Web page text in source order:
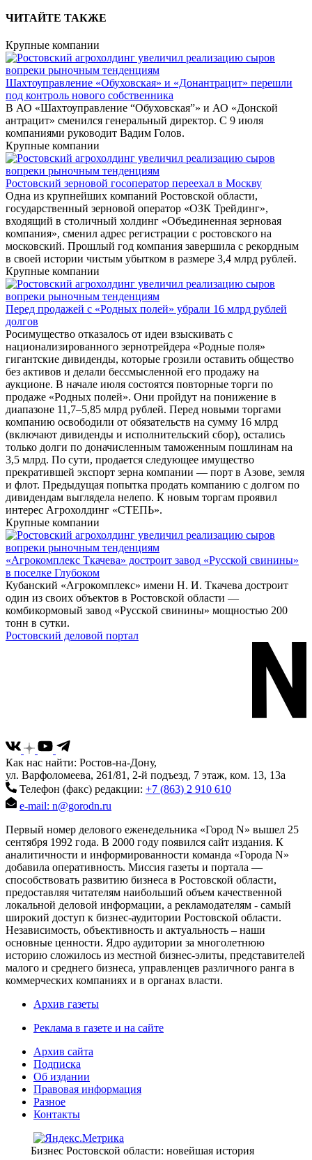
ЧИТАЙТЕ ТАКЖЕ
Крупные компании
Шахтоуправление «Обуховская» и «Донантрацит» перешли
под контроль нового собственника
В АО «Шахтоуправление “Обуховская”» и АО «Донской
антрацит» сменился генеральный директор. С 9 июля
компаниями руководит Вадим Голов.
Крупные компании
Ростовский зерновой госоператор переехал в Москву
Одна из крупнейших компаний Ростовской области,
государственный зерновой оператор «ОЗК Трейдинг»,
входящий в столичный холдинг «Объединенная зерновая
компания», сменил адрес регистрации с ростовского на
московский. Прошлый год компания завершила с рекордным
в своей истории чистым убытком в размере 3,4 млрд рублей.
Крупные компании
Перед продажей с «Родных полей» убрали 16 млрд рублей
долгов
Росимущество отказалось от идеи взыскивать с
национализированного зернотрейдера «Родные поля»
гигантские дивиденды, которые грозили оставить общество
без активов и делали бессмысленной его продажу на
аукционе. В начале июля состоятся повторные торги по
продаже «Родных полей». Они пройдут на понижение в
диапазоне 11,7–5,85 млрд рублей. Перед новыми торгами
компанию освободили от обязательств на сумму 16 млрд
(включают дивиденды и исполнительский сбор), остались
только долги по доначисленным таможенным пошлинам на
3,5 млрд. По сути, продается следующее имущество
прекратившей экспорт зерна компании — порт в Азове, земля
и флот. Предыдущая попытка продать компанию с долгом по
дивидендам выглядела нелепо. К новым торгам проявил
интерес Агрохолдинг «СТЕПЬ».
Крупные компании
«Агрокомплекс Ткачева» достроит завод «Русской свинины»
в поселке Глубоком
Кубанский «Агрокомплекс» имени Н. И. Ткачева достроит
один из своих объектов в Ростовской области —
комбикормовый завод «Русской свинины» мощностью 200
тонн в сутки.
Ростовский деловой портал
Как нас найти: Ростов-на-Дону,
ул. Варфоломеева, 261/81, 2-й подъезд, 7 этаж, ком. 13, 13а
Телефон (факс) редакции: +7 (863) 2 910 610
e-mail: n@gorodn.ru
Первый номер делового еженедельника «Город N» вышел 25
сентября 1992 года. В 2000 году появился сайт издания. К
аналитичности и информированности команда «Города N»
добавила оперативность. Миссия газеты и портала —
способствовать развитию бизнеса в Ростовской области,
предоставляя читателям наибольший объем качественной
локальной деловой информации, а рекламодателям - самый
широкий доступ к бизнес-аудитории Ростовской области.
Независимость, объективность и актуальность – наши
основные ценности. Ядро аудитории за многолетнюю
историю сложилось из местной бизнес-элиты, представителей
малого и среднего бизнеса, управленцев различного ранга в
коммерческих компаниях и в органах власти.
Архив газеты
Реклама в газете и на сайте
Архив сайта
Подписка
Об издании
Правовая информация
Разное
Контакты
Бизнес Ростовской области: новейшая история